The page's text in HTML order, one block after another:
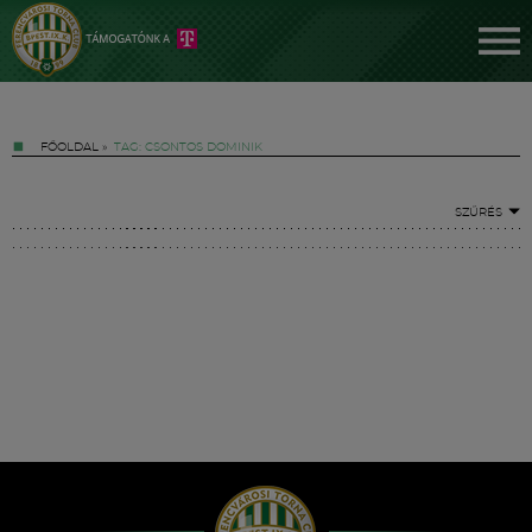
FŐOLDAL » TAG: CSONTOS DOMINIK
SZŰRÉS
Hírek